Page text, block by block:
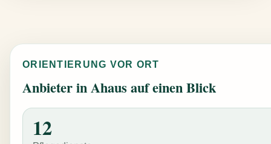
ORIENTIERUNG VOR ORT
Anbieter in Ahaus auf einen Blick
12